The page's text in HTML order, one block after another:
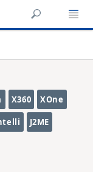
X360 XOne
J2ME